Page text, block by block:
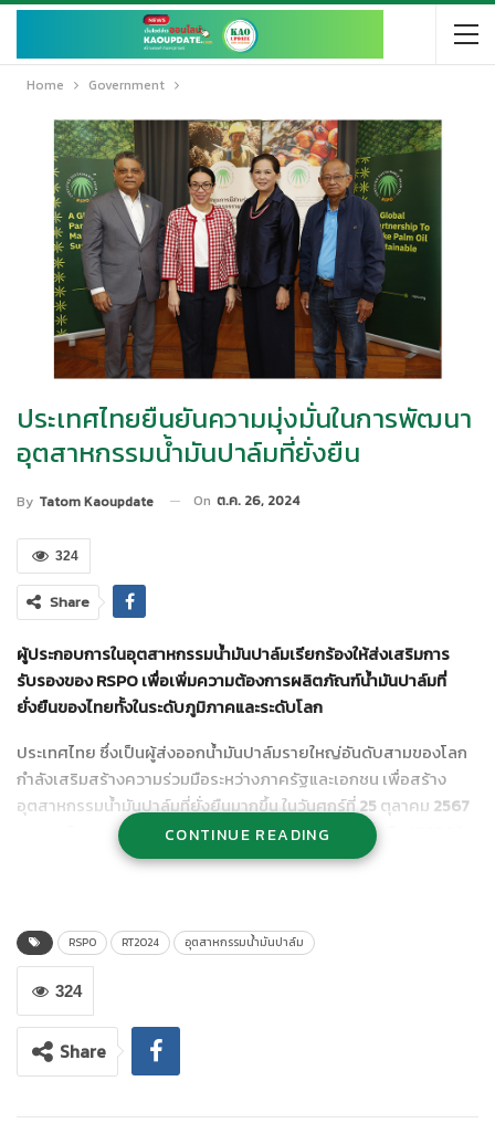
Home Government
ประเทศไทยยืนยันความมุ่งมั่นในการพัฒนา
อุตสาหกรรมน้ำมันปาล์มที่ยั่งยืน
By Tatom Kaoupdate On ต.ค. 26, 2024
324
Share
ผู้ประกอบการในอุตสาหกรรมน้ำมันปาล์มเรียกร้องให้ส่งเสริมการ
รับรองของRSPOเพื่อเพิ่มความต้องการผลิตภัณฑ์น้ำมันปาล์มที่
ยั่งยืนของไทยทั้งในระดับภูมิภาคและระดับโลก
ประเทศไทย ซึ่งเป็นผู้ส่งออกน้ำมันปาล์มรายใหญ่อันดับสามของโลก
กำลังเสริมสร้างความร่วมมือระหว่างภาครัฐและเอกชน เพื่อสร้าง
อุตสาหกรรมน้ำมันปาล์มที่ยั่งยืนมากขึ้น ในวันศุกร์ที่25 ตุลาคม 2567
ทางองค์การเจรจาระหว่างประเทศว่าด้วยปาล์มน้ำมันยั่งยืน (
ได้จัดงานมีเดีย บรีฟสำหรับสื่อและผู้มีส่วนได้ส่วนเสีย เพื่อให้ข้อมูล
(TASPO)สำนักงานเศรษฐกิจการเกษตร กระทรวงเกษตรและ
สหกรณ์ และกลุ่มวิสาหกิจชุมชนเพื่อการผลิตปาล์มน้ำมันอย่างยั่งยืน
ศรีเจริญ
การผลิตน้ำมันปาล์มยั่งยืนของประเทศไทยมีการเติบโตอย่างโดดเด่น
จาก348,027 ตันในปี
CONTINUE READING
RSPO RT2024 อุตสาหกรรมน้ำมันปาล์ม
324
Share